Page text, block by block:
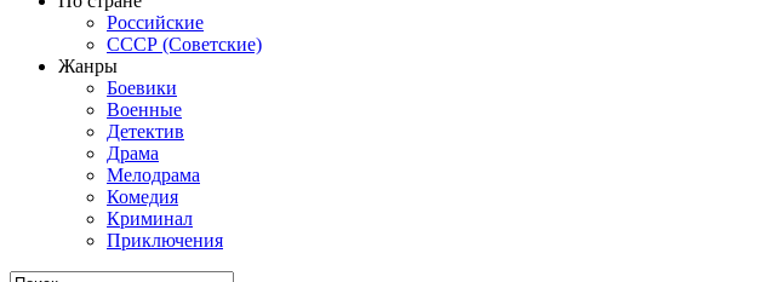
Российские
СССР (Советские)
Жанры
Боевики
Военные
Детектив
Драма
Мелодрама
Комедия
Криминал
Приключения